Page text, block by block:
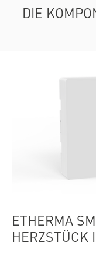
DIE
ETHERMA
HERZSTÜCK